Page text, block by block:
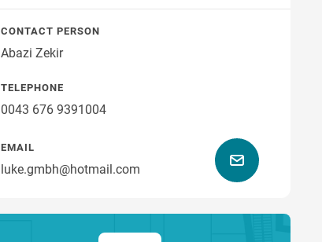
CONTACT PERSON
Abazi Zekir
TELEPHONE
0043 676 9391004
EMAIL
luke.gmbh@hotmail.com